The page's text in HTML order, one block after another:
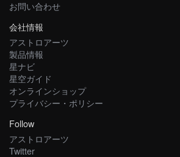
お問い合わせ
会社情報
アストロアーツ
製品情報
星ナビ
星空ガイド
オンラインショップ
プライバシー・ポリシー
Follow
アストロアーツ
Twitter